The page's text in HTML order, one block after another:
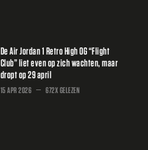
De Air Jordan 1 Retro High OG “Flight
Club” liet even op zich wachten, maar
dropt op 29 april
15 APR 2026 672X GELEZEN